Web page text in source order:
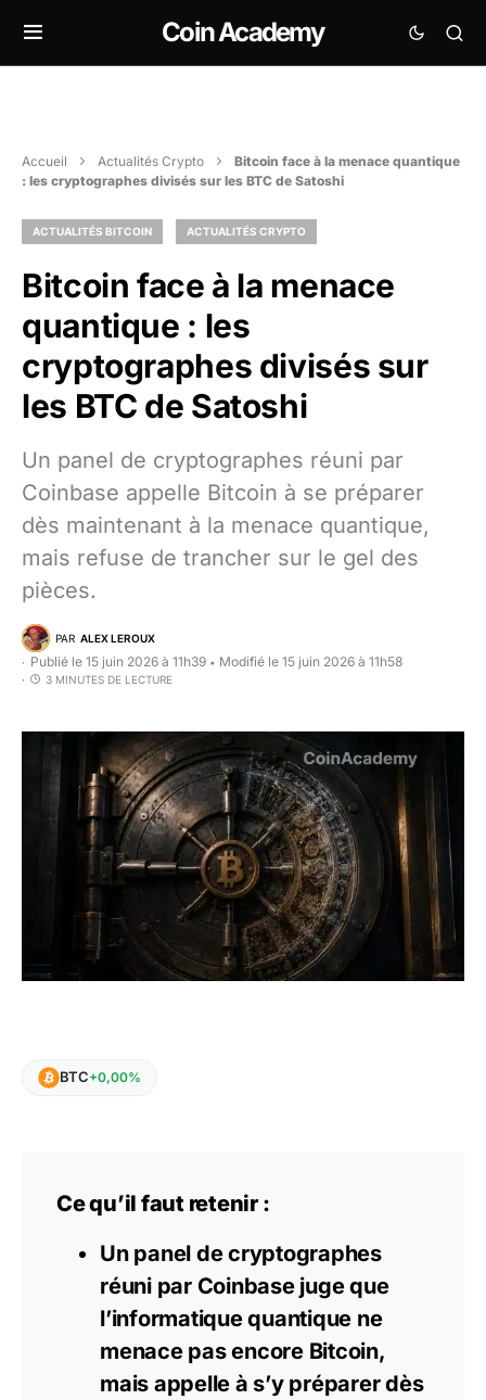
Coin Academy
Accueil Actualités Crypto
Bitcoin face à la menace quantique
: les cryptographes divisés sur les BTC de Satoshi
ACTUALITÉS BITCOIN ACTUALITÉS CRYPTO
Bitcoin face à la menace
quantique : les
cryptographes divisés sur
les BTC de Satoshi
Un panel de cryptographes réuni par
Coinbase appelle Bitcoin à se préparer
dès maintenant à la menace quantique,
mais refuse de trancher sur le gel des
pièces.
PAR ALEX LEROUX
Publié le 15 juin 2026 à 11h39 • Modifié le 15 juin 2026 à 11h58
3 MINUTES DE LECTURE
BTC+0,00%
Ce qu’il faut retenir :
Un panel de cryptographes
réuni par Coinbase juge que
l’informatique quantique ne
menace pas encore Bitcoin,
mais appelle à s’y préparer dès